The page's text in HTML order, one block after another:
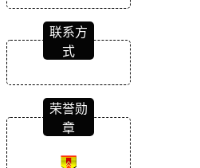
联系方
式
荣誉勋
章